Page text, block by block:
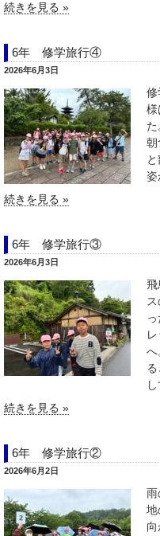
続きを見る »
6年 修学旅行④
2026年6月3日
修
様
朝
姿
続きを見る »
6年 修学旅行③
2026年6月3日
飛
へ
続きを見る »
6年 修学旅行②
2026年6月2日
雨
地